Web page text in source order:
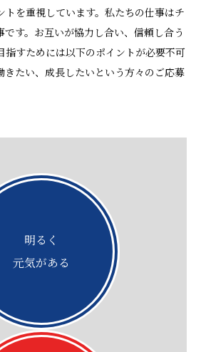
トを重視しています。私たちの仕事はチ
す。お互いが協力し合い、信頼し合う
指すためには以下のポイントが必要不可
きたい、成長したいという方々のご応募
明るく
元気がある